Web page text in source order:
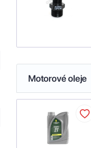
Motorové oleje